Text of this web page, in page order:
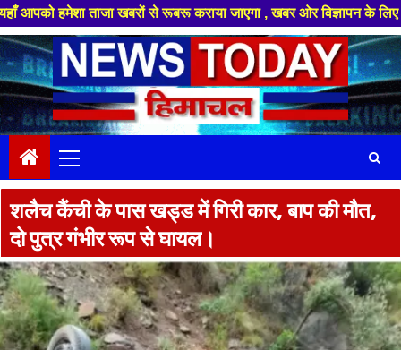
ताजा खबरों से रूबरू कराया जाएगा , खबर ओर विज्ञापन के लिए संपर्क करे
Skip
to
content
Menu
शलैच कैंची के पास खड्ड में गिरी कार, बाप की मौत,
दो पुत्र गंभीर रूप से घायल।